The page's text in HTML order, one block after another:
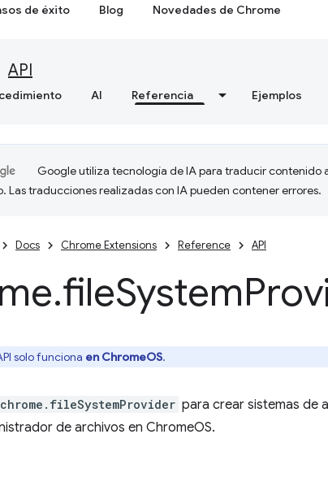
de éxito Blog Novedades de Chrome
API
AI Referencia Ejemplos
Google utiliza tecnología de IA para traducir contenido
Las traducciones realizadas con IA pueden contener errores.
Docs Chrome Extensions Reference API
.fileSystem
solo funciona en ChromeOS.
chrome.fileSystemProvider para crear sistemas de
de archivos en ChromeOS.